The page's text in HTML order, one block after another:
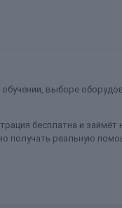
выборе
бесплатна и
получать реальную